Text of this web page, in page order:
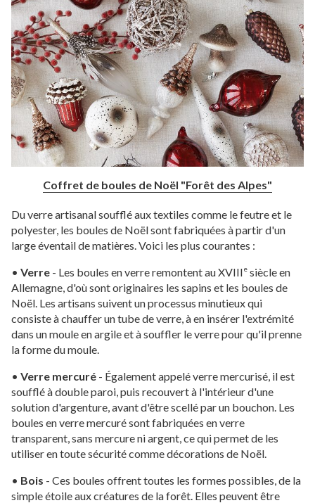
Coffret de boules de Noël "Forêt des Alpes"
Du verre artisanal soufflé aux textiles comme le feutre et le
polyester, les boules de Noël sont fabriquées à partir d'un
large éventail de matières. Voici les plus courantes :
• Verre - Les boules en verre remontent au XVIIIe siècle en
Allemagne, d'où sont originaires les sapins et les boules de
Noël. Les artisans suivent un processus minutieux qui
consiste à chauffer un tube de verre, à en insérer l'extrémité
dans un moule en argile et à souffler le verre pour qu'il prenne
la forme du moule.
• Verre mercuré - Également appelé verre mercurisé, il est
soufflé à double paroi, puis recouvert à l'intérieur d'une
solution d'argenture, avant d'être scellé par un bouchon. Les
boules en verre mercuré sont fabriquées en verre
transparent, sans mercure ni argent, ce qui permet de les
utiliser en toute sécurité comme décorations de Noël.
• Bois - Ces boules offrent toutes les formes possibles, de la
simple étoile aux créatures de la forêt. Elles peuvent être